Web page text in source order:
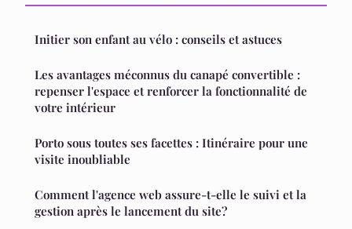
Initier son enfant au vélo : conseils et astuces
Les avantages méconnus du canapé convertible :
repenser l'espace et renforcer la fonctionnalité de
votre intérieur
Porto sous toutes ses facettes : Itinéraire pour une
visite inoubliable
Comment l'agence web assure-t-elle le suivi et la
gestion après le lancement du site?